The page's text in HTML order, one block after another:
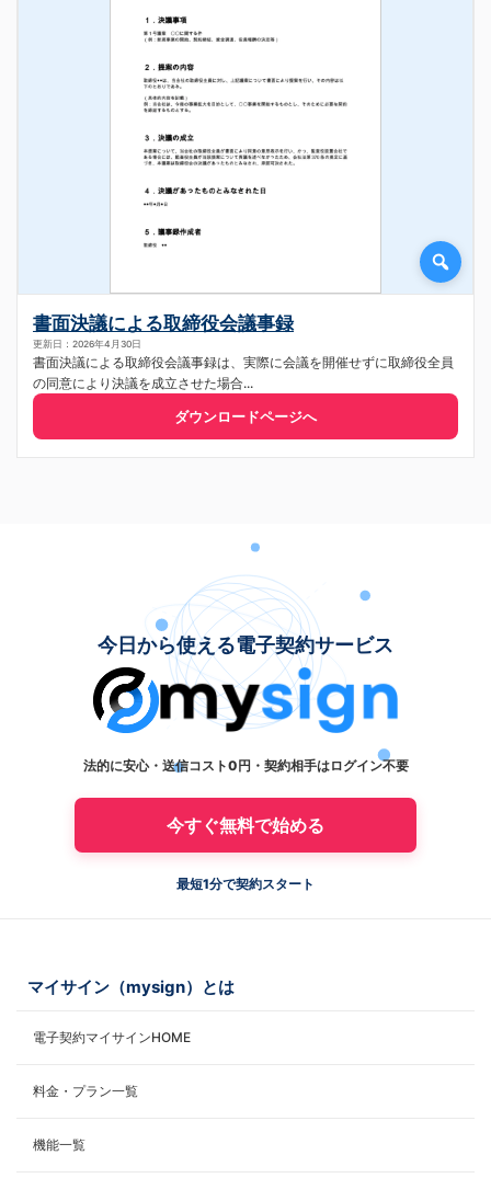
書面決議による取締役会議事録
更新日：2026年4月30日
書面決議による取締役会議事録は、実際に会議を開催せずに取締役全員
の同意により決議を成立させた場合...
ダウンロードページへ
今日から使える電子契約サービス
法的に安心・送信コスト0円・契約相手はログイン不要
今すぐ無料で始める
最短1分で契約スタート
マイサイン（mysign）とは
電子契約マイサインHOME
料金・プラン一覧
機能一覧